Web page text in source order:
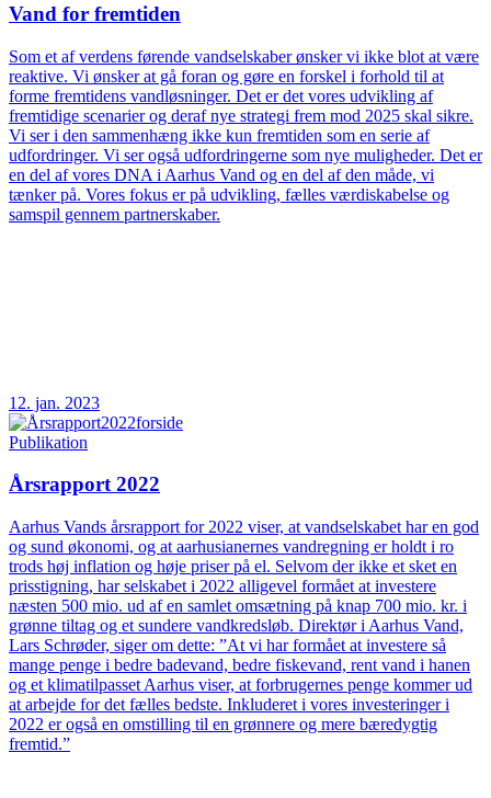
Vand for fremtiden
Som et af verdens førende vandselskaber ønsker vi ikke blot at være
reaktive. Vi ønsker at gå foran og gøre en forskel i forhold til at
forme fremtidens vandløsninger. Det er det vores udvikling af
fremtidige scenarier og deraf nye strategi frem mod 2025 skal sikre.
Vi ser i den sammenhæng ikke kun fremtiden som en serie af
udfordringer. Vi ser også udfordringerne som nye muligheder. Det er
en del af vores DNA i Aarhus Vand og en del af den måde, vi
tænker på. Vores fokus er på udvikling, fælles værdiskabelse og
samspil gennem partnerskaber.
12. jan. 2023
Publikation
Årsrapport 2022
Aarhus Vands årsrapport for 2022 viser, at vandselskabet har en god
og sund økonomi, og at aarhusianernes vandregning er holdt i ro
trods høj inflation og høje priser på el. Selvom der ikke et sket en
prisstigning, har selskabet i 2022 alligevel formået at investere
næsten 500 mio. ud af en samlet omsætning på knap 700 mio. kr. i
grønne tiltag og et sundere vandkredsløb. Direktør i Aarhus Vand,
Lars Schrøder, siger om dette: ”At vi har formået at investere så
mange penge i bedre badevand, bedre fiskevand, rent vand i hanen
og et klimatilpasset Aarhus viser, at forbrugernes penge kommer ud
at arbejde for det fælles bedste. Inkluderet i vores investeringer i
2022 er også en omstilling til en grønnere og mere bæredygtig
fremtid.”